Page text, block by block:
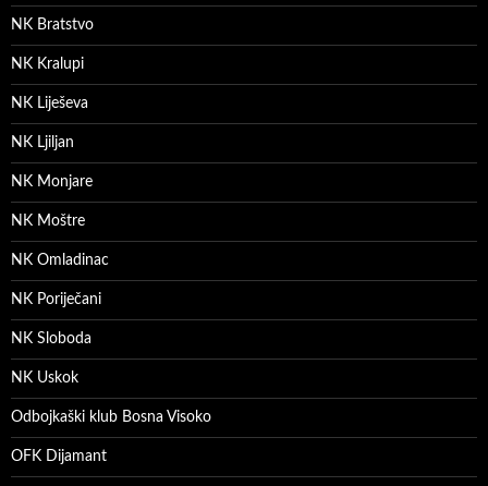
NK Bratstvo
NK Kralupi
NK Liješeva
NK Ljiljan
NK Monjare
NK Moštre
NK Omladinac
NK Poriječani
NK Sloboda
NK Uskok
Odbojkaški klub Bosna Visoko
OFK Dijamant